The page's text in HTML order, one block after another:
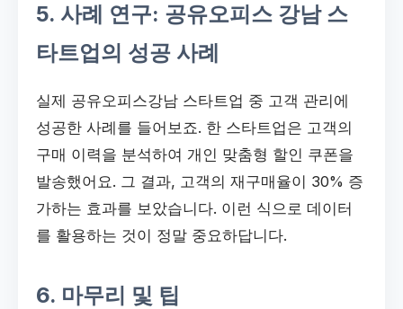
5. 사례 연구: 공유오피스 강남 스
타트업의 성공 사례
실제 공유오피스강남 스타트업 중 고객 관리에
성공한 사례를 들어보죠. 한 스타트업은 고객의
구매 이력을 분석하여 개인 맞춤형 할인 쿠폰을
발송했어요. 그 결과, 고객의 재구매율이 30% 증
가하는 효과를 보았습니다. 이런 식으로 데이터
를 활용하는 것이 정말 중요하답니다.
6. 마무리 및 팁